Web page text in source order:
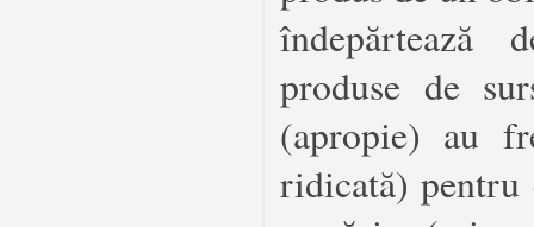
îndepărtează
produse de
(apropie) au
ridicată) pentru